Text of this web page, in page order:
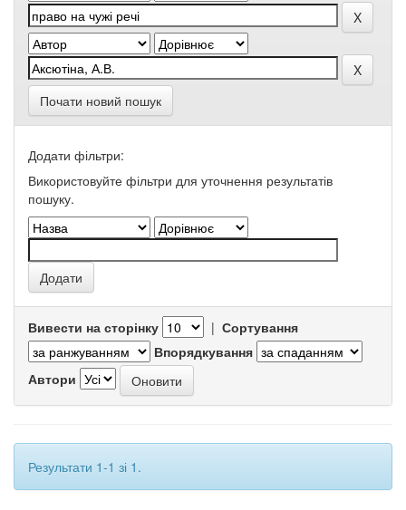
Почати новий пошук
Додати фільтри:
Використовуйте фільтри для уточнення результатів
пошуку.
Вивести на сторінку | Сортування
Впорядкування
Автори
Результати 1-1 зі 1.